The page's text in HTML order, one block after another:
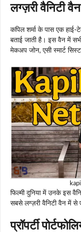
लग्ज़री वैनिटी
कपिल शर्मा के पास एक हाई-
बताई जाती है। इस वैन में
मेकअप जोन, एसी स्मार्ट
फिल्मी दुनिया में उनके इस
सबसे लग्ज़री वैनिटी वैन में से
प्रॉपर्टी